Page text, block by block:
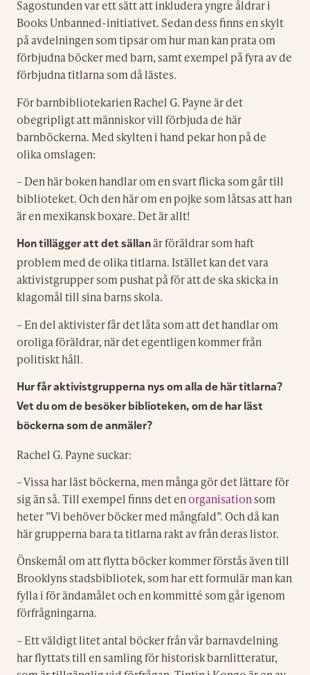
Sagostunden var ett sätt att inkludera yngre åldrar i
Books Unbanned-initiativet. Sedan dess finns en skylt
på avdelningen som tipsar om hur man kan prata om
förbjudna böcker med barn, samt exempel på fyra av de
förbjudna titlarna som då lästes.
För barnbibliotekarien Rachel G. Payne är det
obegripligt att människor vill förbjuda de här
barnböckerna. Med skylten i hand pekar hon på de
olika omslagen:
– Den här boken handlar om en svart flicka som går till
biblioteket. Och den här om en pojke som låtsas att han
är en mexikansk boxare. Det är allt!
Hon tillägger att det sällanär föräldrar som haft
problem med de olika titlarna. Istället kan det vara
aktivistgrupper som pushat på för att de ska skicka in
klagomål till sina barns skola.
– En del aktivister får det låta som att det handlar om
oroliga föräldrar, när det egentligen kommer från
politiskt håll.
Hur får aktivistgrupperna nys om alla de här titlarna?
Vet du om de besöker biblioteken, om de har läst
böckerna som de anmäler?
Rachel G. Payne suckar:
– Vissa har läst böckerna, men många gör det lättare för
sig än så. Till exempel finns det enorganisationsom
heter ”Vi behöver böcker med mångfald”. Och då kan
här grupperna bara ta titlarna rakt av från deras listor.
Önskemål om att flytta böcker kommer förstås även till
Brooklyns stadsbibliotek, som har ett formulär man kan
fylla i för ändamålet och en kommitté som går igenom
förfrågningarna.
– Ett väldigt litet antal böcker från vår barnavdelning
har flyttats till en samling för historisk barnlitteratur,